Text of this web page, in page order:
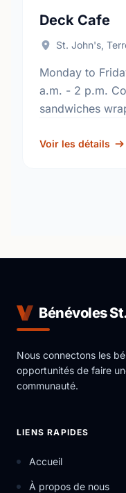
Deck Cafe
St. John's,
Monday to
a.m. - 2 p.m.
sandwiches
Suncor Energy
Voir les détails
Bénévoles
Nous connectons les
opportunités de faire
communauté.
LIENS RAPIDES
Accueil
À propos de nous